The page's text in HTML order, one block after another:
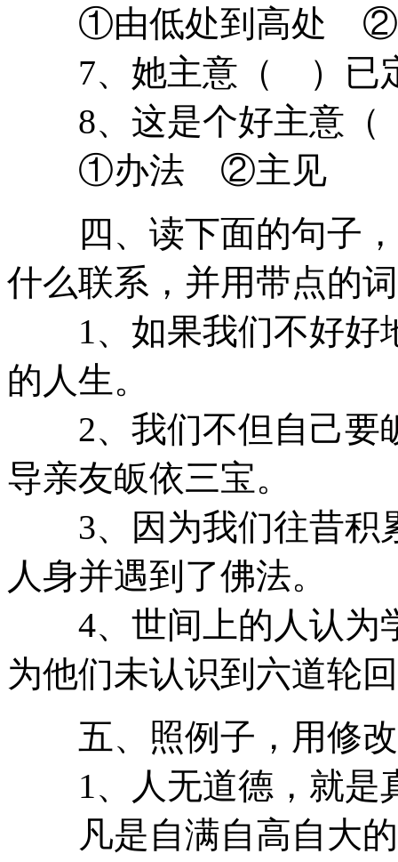
①由低处到高处 ②
7、她主意（ ）已
8、这是个好主意
①办法 ②主见
四、读下面的句子，
什么联系，并用带点的
1、如果我们不好好
的人生。
2、我们不但自己要
导亲友皈依三宝。
3、因为我们往昔积
人身并遇到了佛法。
4、世间上的人认为
为他们未认识到六道
五、照例子，用修
1、人无道德，就是
凡是自满自高自大的